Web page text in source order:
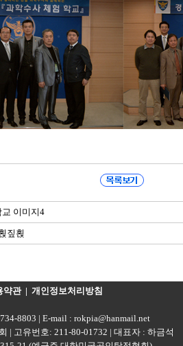
이미지4
짚횑
약관| 개인정보처리방침
8803 | E-mail : rokpia@hanmail.net
| 고유번호: 211-80-01732 | 대표자 : 하금석